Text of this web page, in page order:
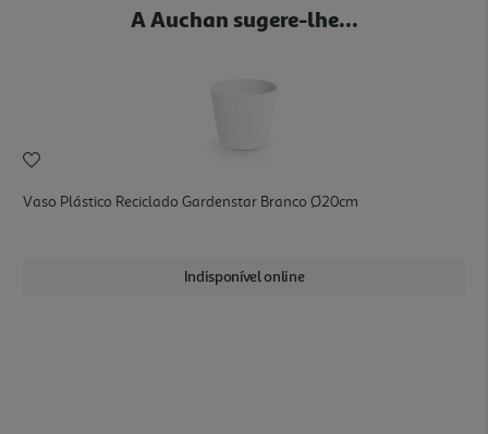
A Auchan sugere-lhe...
Vaso Plástico Reciclado Gardenstar Branco Ø20cm
Indisponível online